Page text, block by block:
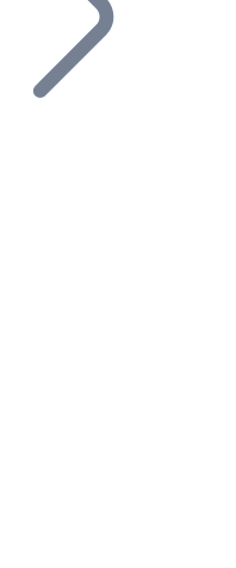
e comercialize
ao nosso serviço de